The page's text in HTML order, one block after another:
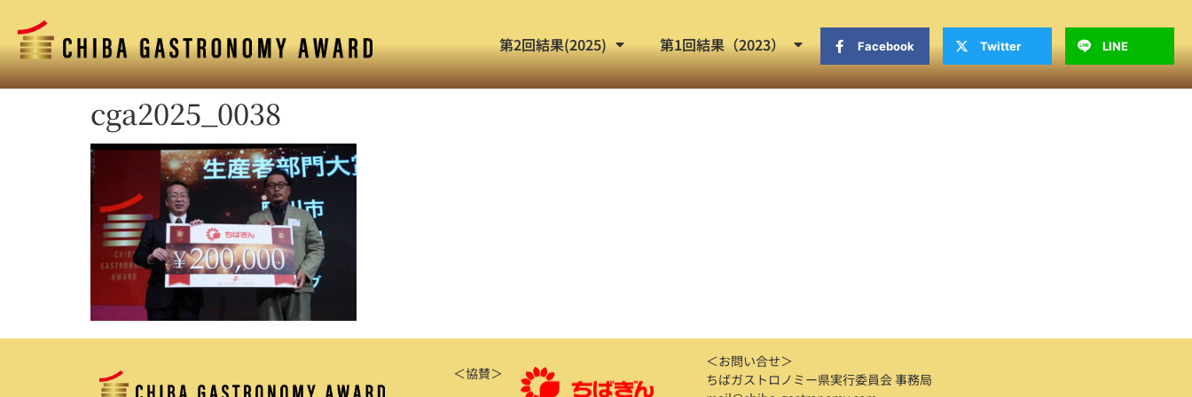
第2回結果(2025) 第1回結果（2023） Facebook Twitter LINE
cga2025_0038
＜協賛＞
＜お問い合せ＞
ちばガストロノミー県実行委員会 事務局